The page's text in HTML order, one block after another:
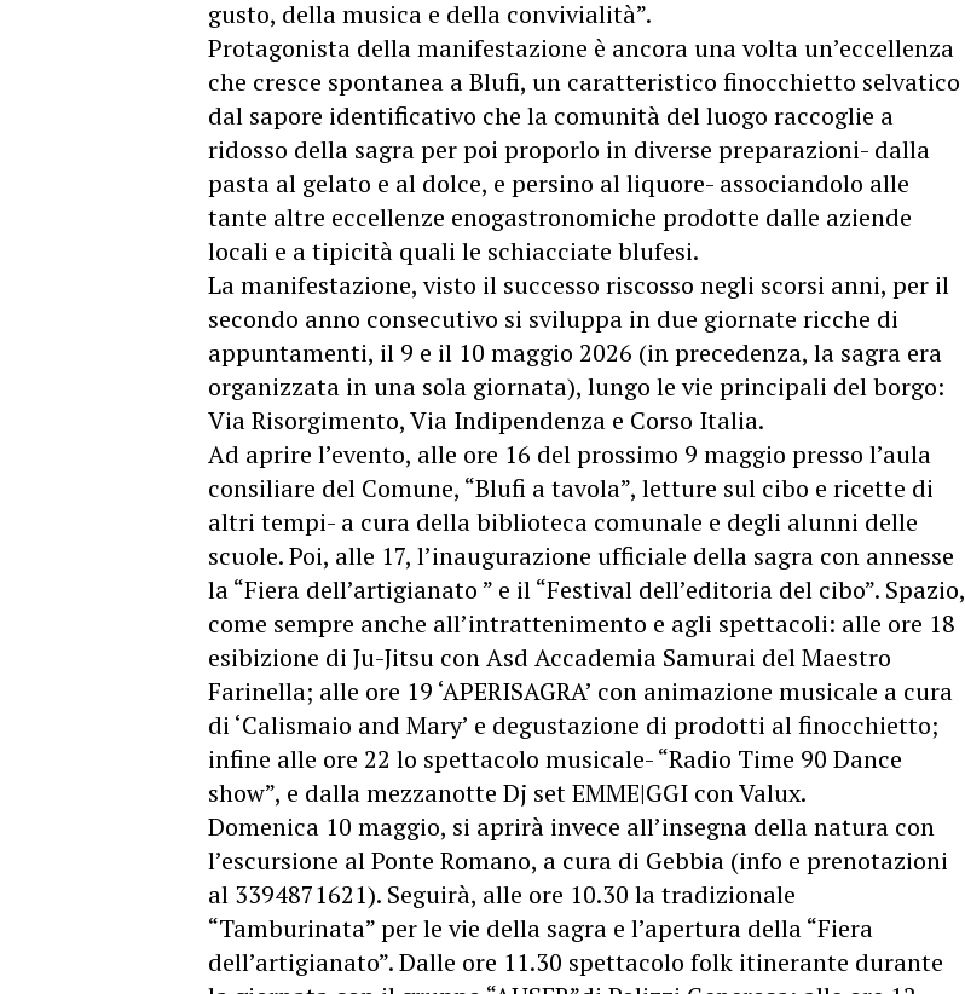
gusto, della musica e della convivialità”.
Protagonista della manifestazione è ancora una volta un’eccellenza
che cresce spontanea a Blufi, un caratteristico finocchietto selvatico
dal sapore identificativo che la comunità del luogo raccoglie a
ridosso della sagra per poi proporlo in diverse preparazioni- dalla
pasta al gelato e al dolce, e persino al liquore- associandolo alle
tante altre eccellenze enogastronomiche prodotte dalle aziende
locali e a tipicità quali le schiacciate blufesi.
La manifestazione, visto il successo riscosso negli scorsi anni, per il
secondo anno consecutivo si sviluppa in due giornate ricche di
appuntamenti, il 9 e il 10 maggio 2026 (in precedenza, la sagra era
organizzata in una sola giornata), lungo le vie principali del borgo:
Via Risorgimento, Via Indipendenza e Corso Italia.
Ad aprire l’evento, alle ore 16 del prossimo 9 maggio presso l’aula
consiliare del Comune, “Blufi a tavola”, letture sul cibo e ricette di
altri tempi- a cura della biblioteca comunale e degli alunni delle
scuole. Poi, alle 17, l’inaugurazione ufficiale della sagra con annesse
la “Fiera dell’artigianato ” e il “Festival dell’editoria del cibo”. Spazio,
come sempre anche all’intrattenimento e agli spettacoli: alle ore 18
esibizione di Ju-Jitsu con Asd Accademia Samurai del Maestro
Farinella; alle ore 19 ‘APERISAGRA’ con animazione musicale a cura
di ‘Calismaio and Mary’ e degustazione di prodotti al finocchietto;
infine alle ore 22 lo spettacolo musicale- “Radio Time 90 Dance
show”, e dalla mezzanotte Dj set EMME|GGI con Valux.
Domenica 10 maggio, si aprirà invece all’insegna della natura con
l’escursione al Ponte Romano, a cura di Gebbia (info e prenotazioni
al 3394871621). Seguirà, alle ore 10.30 la tradizionale
“Tamburinata” per le vie della sagra e l’apertura della “Fiera
dell’artigianato”. Dalle ore 11.30 spettacolo folk itinerante durante